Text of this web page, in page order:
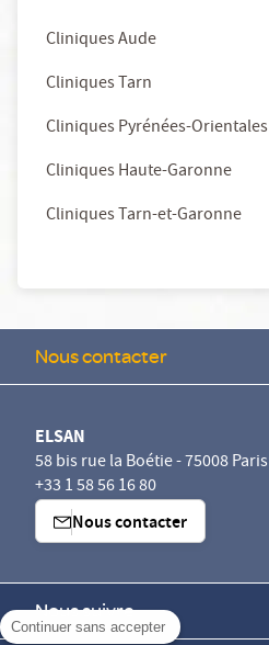
Continuer sans accepter
Cliniques Aude
Cliniques Tarn
Cliniques Pyrénées-Orientales
Cliniques Haute-Garonne
Cliniques Tarn-et-Garonne
Nous contacter
ELSAN
58 bis rue la Boétie - 75008 Paris
+33 1 58 56 16 80
Nous contacter
Nous suivre